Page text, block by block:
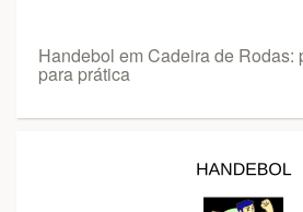
Handebol em Cadeira de Rodas:
para prática